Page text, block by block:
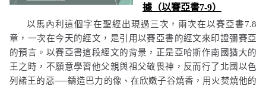
據（以賽亞書7-9）
以馬內利這個字在聖經出現過三次，兩次在以賽亞書7.8
章，一次在今天的經文，是引用以賽亞書的經文來印證彌賽亞
的預言。以賽亞書這段經文的背景，正是亞哈斯作南國猶大的
王之時，不願意學習他父親與祖父敬畏神，反而行了北國以色
列諸王的惡──鑄造巴力的像、在欣嫩子谷燒香，用火焚燒他的